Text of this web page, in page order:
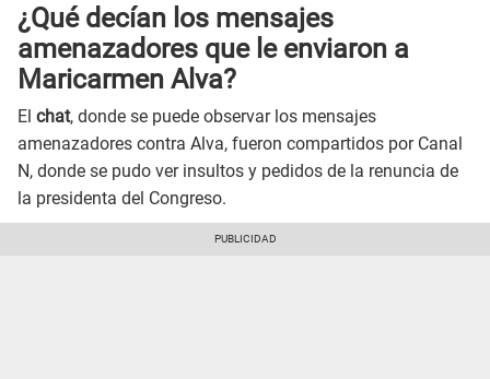
¿Qué decían los mensajes
amenazadores que le enviaron a
Maricarmen Alva?
El chat, donde se puede observar los mensajes
amenazadores contra Alva, fueron compartidos por Canal
N, donde se pudo ver insultos y pedidos de la renuncia de
la presidenta del Congreso.